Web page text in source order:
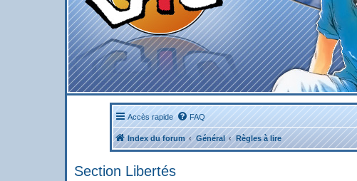
Accès rapide FAQ
Index du forum Général Règles à lire
Section Libertés